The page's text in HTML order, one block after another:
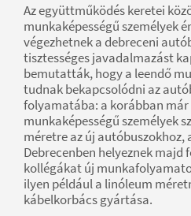
Az együttműködés keretei
munkaképességű személyek
végezhetnek a debreceni
tisztességes javadalmazást
bemutatták, hogy a leendő
tudnak bekapcsolódni az
folyamatába: a korábban
munkaképességű személyek
méretre az új autóbuszokhoz,
Debrecenben helyeznek majd
kollégákat új
ilyen például a linóleum
kábelkorbács gyártása.